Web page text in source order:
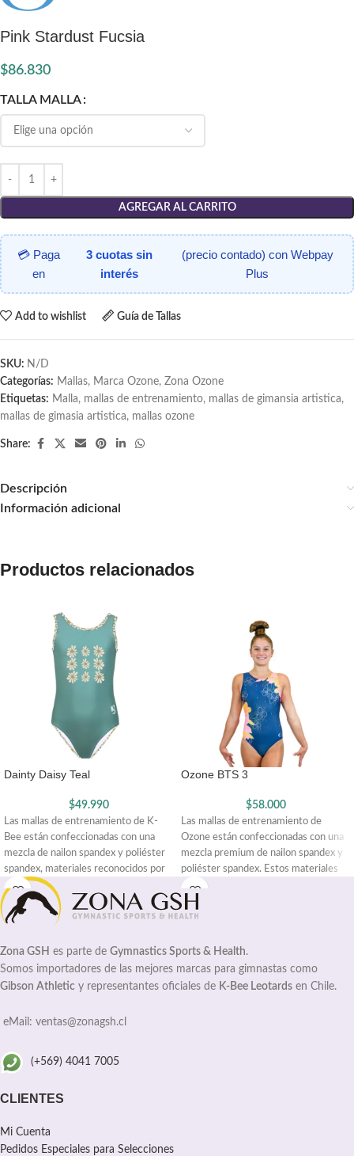
Pink Stardust Fucsia
$86.830
TALLA MALLA
AGREGAR AL CARRITO
💳 Paga
en
3 cuotas sin
interés
(precio contado) con Webpay
Plus
Add to wishlist Guía de Tallas
SKU: N/D
Categorías: Mallas, Marca Ozone, Zona Ozone
Etiquetas: Malla, mallas de entrenamiento, mallas de gimansia artistica,
mallas de gimasia artistica, mallas ozone
Share:
Descripción
Información adicional
Productos relacionados
Dainty Daisy Teal
$49.990
Las mallas de entrenamiento de K-
Bee están confeccionadas con una
mezcla de nailon spandex y poliéster
spandex, materiales reconocidos por
Ozone BTS 3
$58.000
Las mallas de entrenamiento de
Ozone están confeccionadas con una
mezcla premium de nailon spandex y
poliéster spandex. Estos materiales
Zona GSH es parte de Gymnastics Sports & Health.
Somos importadores de las mejores marcas para gimnastas como
Gibson Athletic y representantes oficiales de K-Bee Leotards en Chile.
eMail: ventas@zonagsh.cl
(+569) 4041 7005
CLIENTES
Mi Cuenta
Pedidos Especiales para Selecciones